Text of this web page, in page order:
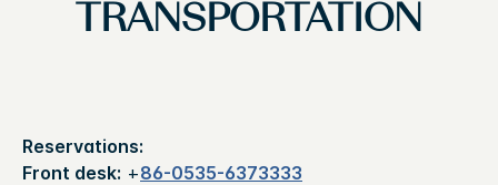
TRANSPORTATION
Reservations:
Front desk: +86-0535-6373333